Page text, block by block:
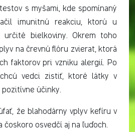
s myšami, kde spomínaný
imunitnú reakciu, ktorú u
určité bielkoviny. Okrem toho
na črevnú flóru zvierat, ktorá
faktorov pri vzniku alergií. Po
vedci zistiť, ktoré látky v
pozitívne účinky.
že blahodárny vplyv kefíru v
čoskoro osvedčí aj na ľuďoch.